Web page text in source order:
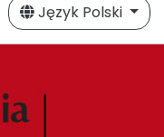
Język Polski